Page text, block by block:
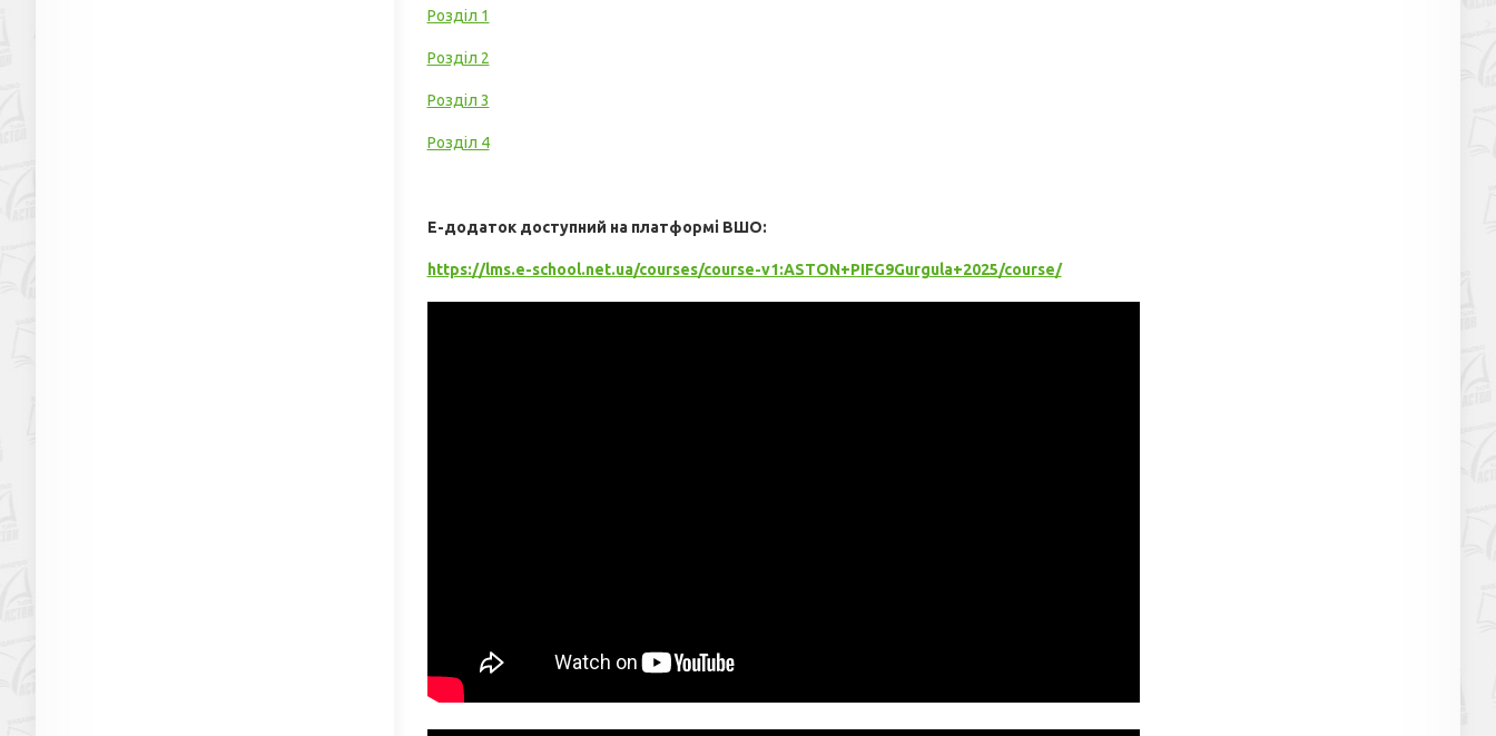
Розділ 1
Розділ 2
Розділ 3
Розділ 4
Е-додаток доступний на платформі ВШО:
https://lms.e-school.net.ua/courses/course-v1:ASTON+PIFG9Gurgula+2025/course/